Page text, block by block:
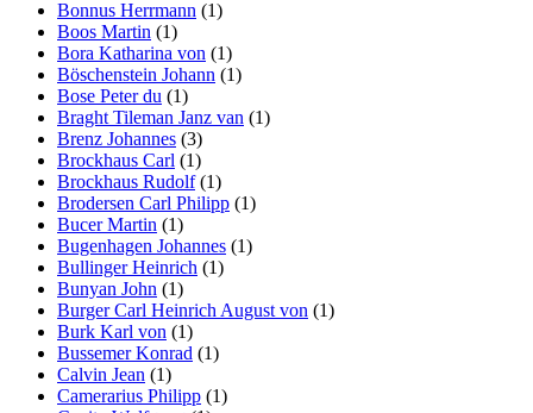
Bonnus Herrmann (1)
Boos Martin (1)
Bora Katharina von (1)
Böschenstein Johann (1)
Bose Peter du (1)
Braght Tileman Janz van (1)
Brenz Johannes (3)
Brockhaus Carl (1)
Brockhaus Rudolf(1)
Brodersen Carl Philipp (1)
Bucer Martin (1)
Bugenhagen Johannes (1)
Bullinger Heinrich (1)
Bunyan John (1)
Burger Carl Heinrich August von (1)
Burk Karl von (1)
Bussemer Konrad (1)
Calvin Jean (1)
Camerarius Philipp (1)